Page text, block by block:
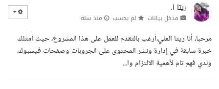
ريتا ا.
مدخل بيانات لم يحسب منذ سنة
مرحبا، أنا ريتا العلي،أرغب بالتقدم للعمل على هذا المشروع، حيث أمتلك
خبرة سابقة في إدارة ونشر المحتوى على الجروبات وصفحات فيسبوك،
ولدي فهم تام لأهمية الالتزام وا...